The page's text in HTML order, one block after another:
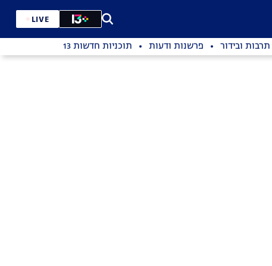
LIVE
תרבות ובידור פרשנות ודעות תוכניות חדשות 13